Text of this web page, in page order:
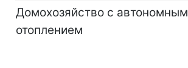
Домохозяйство с автономным
отоплением